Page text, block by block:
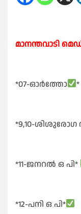
മാനന്തവാടി
*07-ഓർത്തോ *
*9,10-ശിശുരോഗ
*11-ജനറൽ ഒ പി*
*12-പനി ഒ പി*